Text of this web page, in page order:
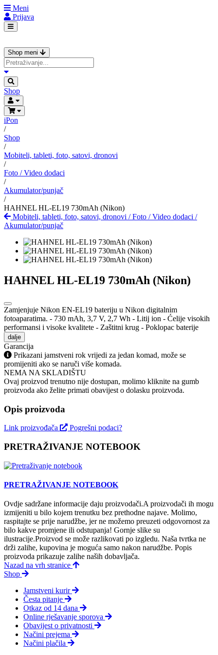
Meni
Prijava
Shop meni
Shop
iPon
/
Shop
/
Mobiteli, tableti, foto, satovi, dronovi
/
Foto / Video dodaci
/
Akumulator/punjač
/
HAHNEL HL-EL19 730mAh (Nikon)
Mobiteli, tableti, foto, satovi, dronovi /Foto / Video dodaci /
Akumulator/punjač
HAHNEL HL-EL19 730mAh (Nikon)
Zamjenjuje Nikon EN-EL19 bateriju u Nikon digitalnim
fotoaparatima. - 730 mAh, 3,7 V, 2,7 Wh - Litij ion - Ćelije visokih
performansi i visoke kvalitete - Zaštitni krug - Poklopac baterije
dalje
Garancija
Prikazani jamstveni rok vrijedi za jedan komad, može se
promijeniti ako se naruči više komada.
NEMA NA SKLADIŠTU
Ovaj proizvod trenutno nije dostupan, molimo kliknite na gumb
proizvoda ako želite primati obavijest o dolasku proizvoda.
Opis proizvoda
Link proizvođača Pogrešni podaci?
PRETRAŽIVANJE NOTEBOOK
PRETRAŽIVANJE NOTEBOOK
Ovdje sadržane informacije daju proizvodači.A proizvodači ih mogu
izmijeniti u bilo kojem trenutku bez prethodne najave. Molimo,
raspitajte se prije narudžbe, jer ne možemo preuzeti odgovornost za
bilo kakve promjene ili odstupanja! Gornje slike su
ilustracije.Proizvod se može razlikovati po izgledu. Naša tvrtka ne
drži zalihe, kupovina je moguća samo nakon narudžbe. Popis
proizvoda prikazuje zalihe naših dobavljača.
Nazad na vrh stranice
Shop
Jamstveni kurir
Česta pitanje
Otkaz od 14 dana
Online rješavanje sporova
Obavijest o privatnosti
Načini prejema
Načini plačila